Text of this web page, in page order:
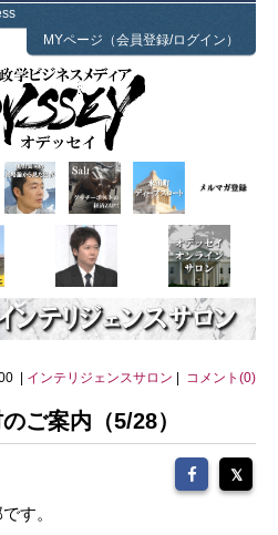
MYページ（会員登録/ログイン）
| インテリジェンスサロン コメント(0)
ご案内（5/28）
す。